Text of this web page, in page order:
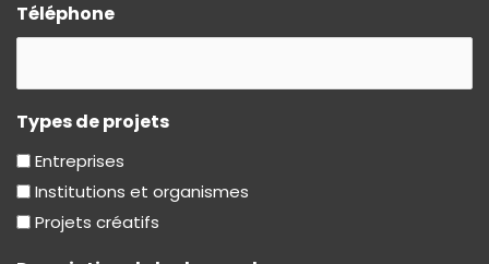
Téléphone
Types de projets
Entreprises
Institutions et organismes
Projets créatifs